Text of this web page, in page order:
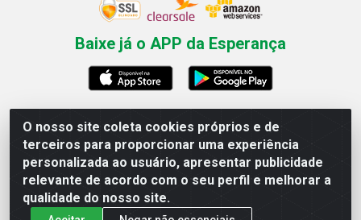
O nosso site coleta cookies próprios e de
terceiros para proporcionar uma experiência
personalizada ao usuário, apresentar publicidade
relevante de acordo com o seu perfil e melhorar a
qualidade do nosso site.
Baixe já o APP da Esperança
Esperança Nordeste - Rua Professor Caldas Filho, 291 -
Estância - Recife / PE CEP: 50771-335 - CNPJ
03.666.136/0001-23